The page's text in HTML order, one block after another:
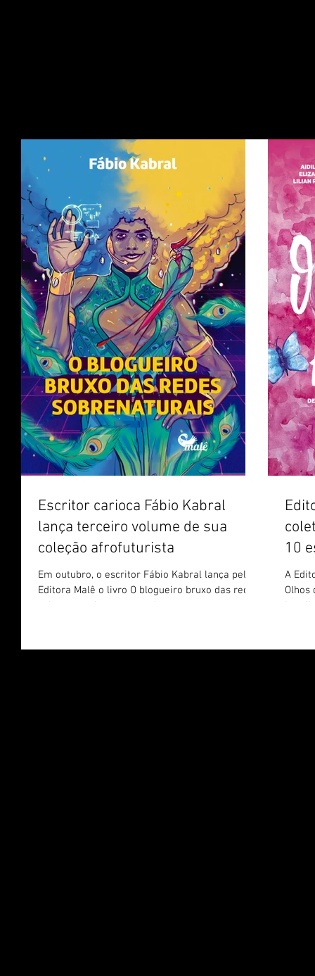
Escritor carioca Fábio Kabral
lança terceiro volume de sua
coleção afrofuturista
Em outubro, o escritor Fábio Kabral lança pela
Editora Malê o livro O blogueiro bruxo das redes
sobrenaturais, romance de aventura parte...
10
A
Olhos